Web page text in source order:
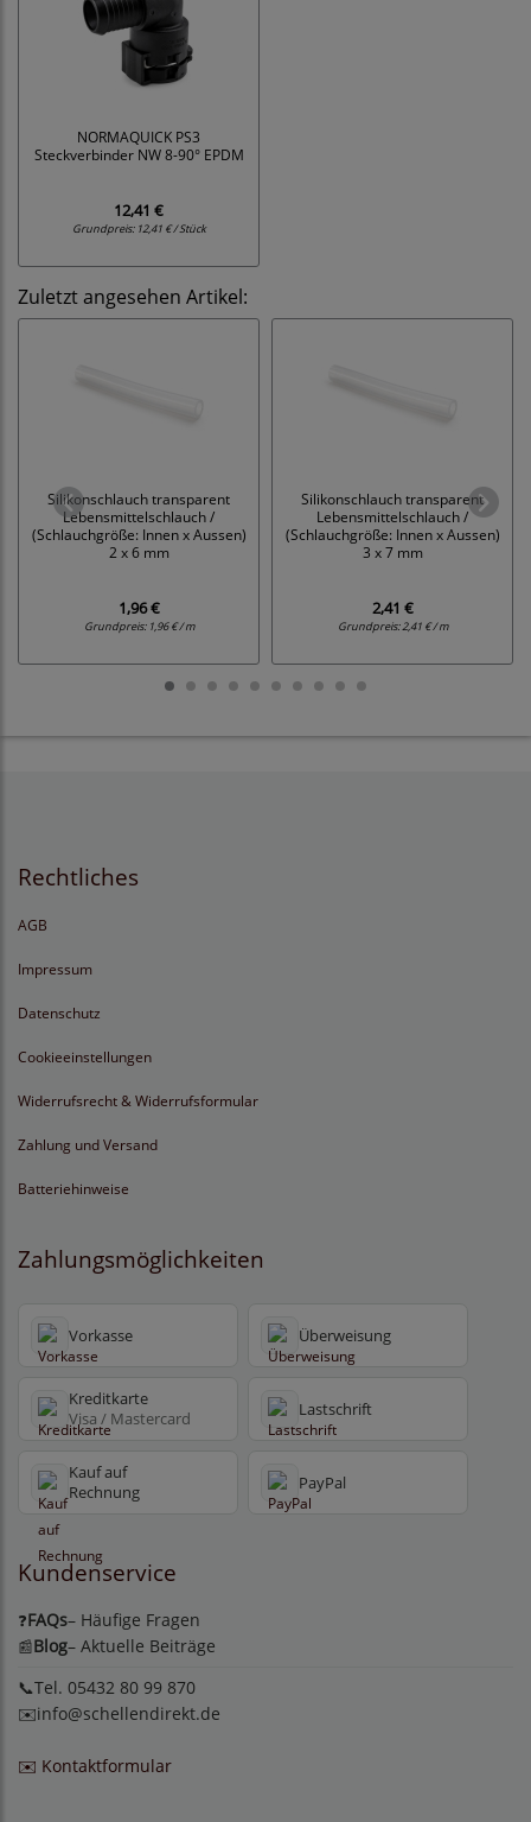
NORMAQUICK PS3
Steckverbinder NW 8-90° EPDM
12,41 €
Grundpreis: 12,41 € / Stück
Zuletzt angesehen Artikel:
Silikonschlauch transparent
Lebensmittelschlauch /
(Schlauchgröße: Innen x Aussen)
2 x 6 mm
1,96 €
Grundpreis: 1,96 € / m
Silikonschlauch transparent
Lebensmittelschlauch /
(Schlauchgröße: Innen x Aussen)
3 x 7 mm
2,41 €
Grundpreis:2,41 € / m
Rechtliches
AGB
Impressum
Datenschutz
Cookieeinstellungen
Widerrufsrecht & Widerrufsformular
Zahlung und Versand
Batteriehinweise
Zahlungsmöglichkeiten
Vorkasse Überweisung
Kreditkarte
Visa / Mastercard Lastschrift
Kauf auf
Rechnung
PayPal
Kundenservice
❓FAQs– Häufige Fragen
📰Blog– Aktuelle Beiträge
📞Tel. 05432 80 99 870
✉️info@schellendirekt.de
✉️ Kontaktformular